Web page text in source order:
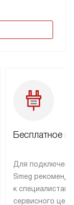
Бесплатное
Для
Smeg
к специалистам
сервисного